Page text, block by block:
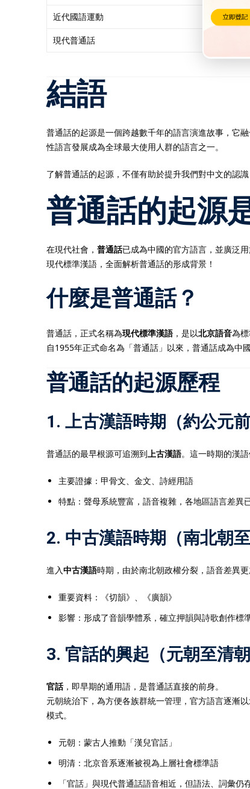
近代國語運動 以北京音
現代普通話 國家推
結語
普通話的起源是一個跨越數千年的語言演進故事，它
性語言發展成為全球最大使用人群的語言之一。
了解普通話的起源，不僅有助於提升我們對中文的認
普通話的起源
在現代社會， 普通話已成為中國的官方語言，並廣泛
現代標準漢語，全面解析普通話的形成背景！
什麼是普通話？
普通話，正式名稱為現代標準漢語 ，是以北京語音為
自1955年正式命名為「普通話」以來，普通話成為中
普通話的起源歷程
1. 上古漢語時期（約公元
普通話的最早根源可追溯到上古漢語。這一時期的漢
主要證據：甲骨文、金文、詩經用語
特點：聲母系統豐富，語音複雜，各地區語言差異
2. 中古漢語時期（南北朝
進入中古漢語時期，由於南北朝政權分裂，語音差異
重要資料：《切韻》、《廣韻》
影響：形成了音韻學體系，確立押韻與詩歌創作標
3. 官話的興起（元朝至清
官話，即早期的通用語，是普通話直接的前身。
元朝統治下，為方便各族群統一管理，官方語言逐漸
模式。
元朝：蒙古人推動「漢兒官話」
明清：北京音系逐漸被視為上層社會標準語
「官話」與現代普通話語音相近，但語法、詞彙仍